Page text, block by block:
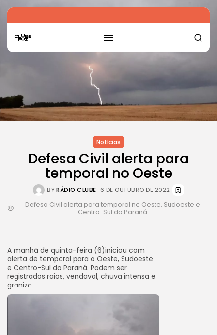
Notícias
Defesa Civil alerta para
temporal no Oeste
BYRÁDIO CLUBE 6 DE OUTUBRO DE 2022
Defesa Civil alerta para temporal no Oeste, Sudoeste e
Centro-Sul do Paraná
A manhã de quinta-feira (6)iniciou com
alerta de temporal para o Oeste, Sudoeste
e Centro-Sul do Paraná. Podem ser
registrados raios, vendaval, chuva intensa e
granizo.